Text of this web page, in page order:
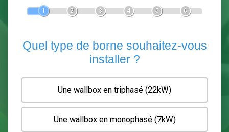
En 5 minutes, demandez3 devis comparatifs
Gratuit, sans pub et sans engagement.
2 3 6
Quel type de borne souhaitez-
installer ?